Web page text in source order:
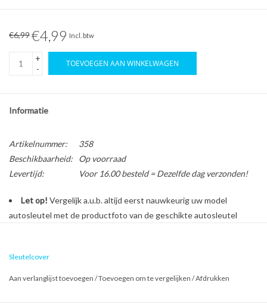
€6,99€4,99 Incl. btw
+
-
TOEVOEGEN AAN WINKELWAGEN
Informatie
Artikelnummer:
358
Beschikbaarheid:
Op voorraad
Levertijd:
Voor 16.00 besteld = Dezelfde dag verzonden!
Let op! Vergelijk a.u.b. altijd eerst nauwkeurig uw model
autosleutel met de productfoto van de geschikte autosleutel
Sleutelcover
Aan verlanglijst toevoegen /Toevoegen om te vergelijken /Afdrukken